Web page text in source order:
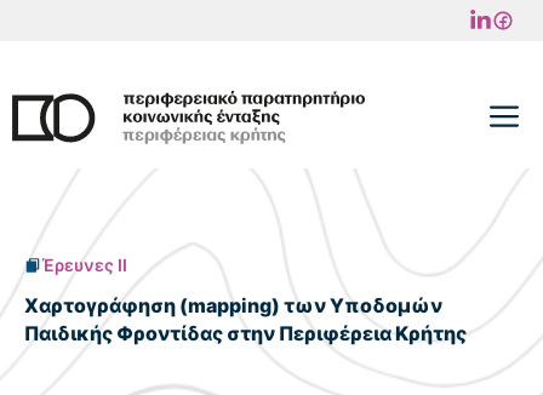
περιεχόμενο
Έρευνες II
Χαρτογράφηση (mapping) των Υποδομών
Παιδικής Φροντίδας στην Περιφέρεια Κρήτης